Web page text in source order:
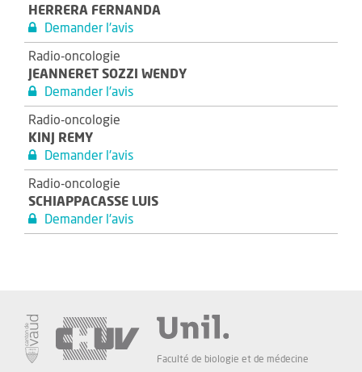
HERRERA FERNANDA
Demander l'avis
JEANNERET SOZZI WENDY
Radio-oncologie
Demander l'avis
KINJ REMY
Radio-oncologie
Demander l'avis
SCHIAPPACASSE LUIS
Radio-oncologie
Demander l'avis
Faculté de biologie et de médecine